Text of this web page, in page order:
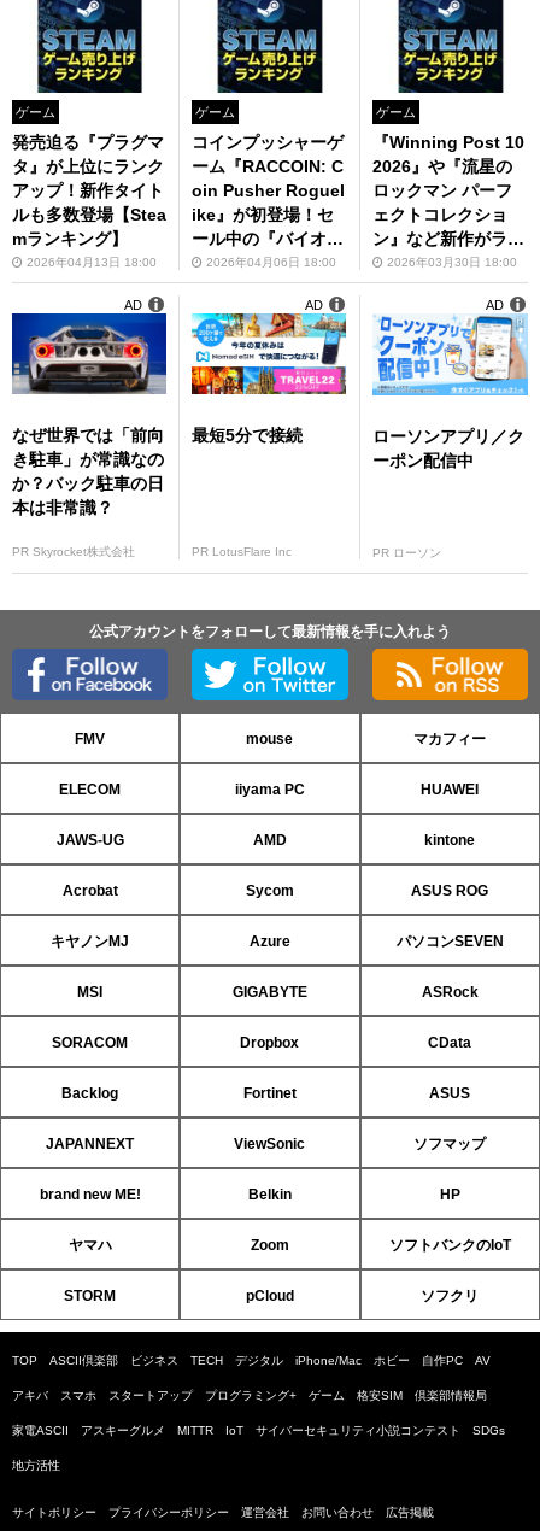
ゲーム
発売迫る『プラグマ
タ』が上位にランク
アップ！新作タイト
ルも多数登場【Stea
mランキング】
2026年04月13日 18:00
ゲーム
コインプッシャーゲ
ーム『RACCOIN: C
oin Pusher Roguel
ike』が初登場！セ
ール中の『バイオハ
ザード RE:4』もラ
ンクイン【Steamラ
ンキング】
2026年04月06日 18:00
ゲーム
『Winning Post 10
2026』や『流星の
ロックマン パーフ
ェクトコレクショ
ン』など新作がラン
クイン！無料プレイ
ゲームも強し【Stea
mランキング】
2026年03月30日 18:00
なぜ世界では「前向
き駐車」が常識なの
か？バック駐車の日
本は非常識？
PR Skyrocket株式会社
AD
最短5分で接続
PR LotusFlare Inc
AD
ローソンアプリ／ク
ーポン配信中
PR ローソン
AD
公式アカウントをフォローして最新情報を手に入れよう
FMV mouse マカフィー
ELECOM iiyama PC HUAWEI
JAWS-UG AMD kintone
Acrobat Sycom ASUS ROG
キヤノンMJ Azure パソコンSEVEN
MSI GIGABYTE ASRock
SORACOM Dropbox CData
Backlog Fortinet ASUS
JAPANNEXT ViewSonic ソフマップ
brand new ME! Belkin HP
ヤマハ Zoom ソフトバンクのIoT
STORM pCloud ソフクリ
TOP ASCII倶楽部 ビジネス TECH デジタル iPhone/Mac ホビー 自作PC AV
アキバ スマホ スタートアップ プログラミング+ ゲーム 格安SIM 倶楽部情報局
家電ASCII アスキーグルメ MITTR IoT サイバーセキュリティ小説コンテスト SDGs
地方活性
サイトポリシー プライバシーポリシー 運営会社 お問い合わせ 広告掲載